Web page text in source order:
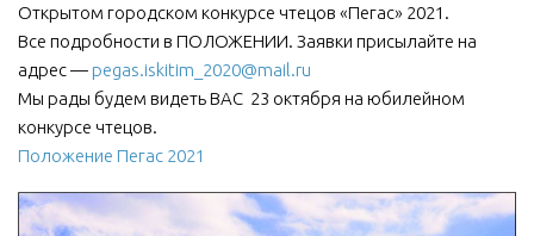
Противодействие коррупции
Отчеты о деятельности
Учреждения культуры
МБУ Дом культуры «Молодость»
МБОУ ДО «Детская школа искусств»
Открытом городском конкурсе чтецов «Пегас» 2021.
Все подробности в ПОЛОЖЕНИИ. Заявки присылайте на
адрес — pegas.iskitim_2020@mail.ru
Мы рады будем видеть ВАС 23 октября на юбилейном
конкурсе чтецов.
Положение Пегас 2021